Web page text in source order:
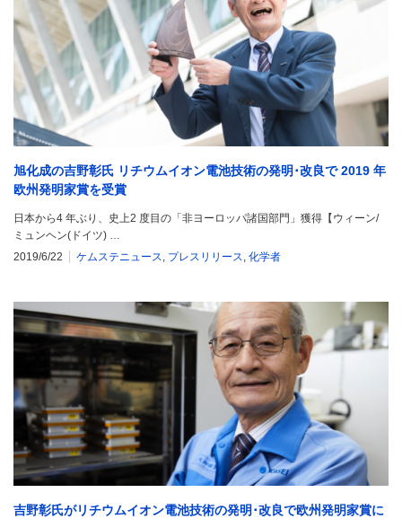
旭化成の吉野彰氏 リチウムイオン電池技術の発明･改良で 2019 年
欧州発明家賞を受賞
日本から4 年ぶり、史上2 度目の「非ヨーロッパ諸国部門」獲得【ウィーン/
ミュンヘン(ドイツ) …
2019/6/22
ケムステニュース, プレスリリース, 化学者
吉野彰氏がリチウムイオン電池技術の発明･改良で欧州発明家賞に